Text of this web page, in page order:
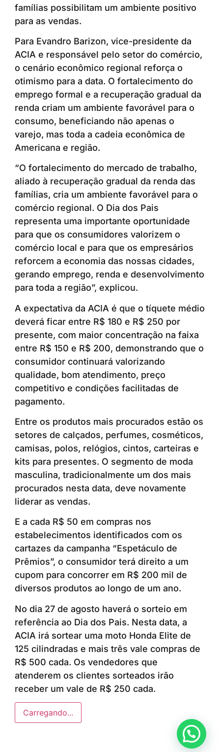
famílias possibilitam um ambiente positivo
para as vendas.
Para Evandro Barizon, vice-presidente da
ACIA e responsável pelo setor do comércio,
o cenário econômico regional reforça o
otimismo para a data. O fortalecimento do
emprego formal e a recuperação gradual da
renda criam um ambiente favorável para o
consumo, beneficiando não apenas o
varejo, mas toda a cadeia econômica de
Americana e região.
“O fortalecimento do mercado de trabalho,
aliado à recuperação gradual da renda das
famílias, cria um ambiente favorável para o
comércio regional. O Dia dos Pais
representa uma importante oportunidade
para que os consumidores valorizem o
comércio local e para que os empresários
reforcem a economia das nossas cidades,
gerando emprego, renda e desenvolvimento
para toda a região”, explicou.
A expectativa da ACIA é que o tíquete médio
deverá ficar entre R$ 180 e R$ 250 por
presente, com maior concentração na faixa
entre R$ 150 e R$ 200, demonstrando que o
consumidor continuará valorizando
qualidade, bom atendimento, preço
competitivo e condições facilitadas de
pagamento.
Entre os produtos mais procurados estão os
setores de calçados, perfumes, cosméticos,
camisas, polos, relógios, cintos, carteiras e
kits para presentes. O segmento de moda
masculina, tradicionalmente um dos mais
procurados nesta data, deve novamente
liderar as vendas.
E a cada R$ 50 em compras nos
estabelecimentos identificados com os
cartazes da campanha “Espetáculo de
Prêmios”, o consumidor terá direito a um
cupom para concorrer em R$ 200 mil de
diversos produtos ao longo de um ano.
No dia 27 de agosto haverá o sorteio em
referência ao Dia dos Pais. Nesta data, a
ACIA irá sortear uma moto Honda Elite de
125 cilindradas e mais três vale compras de
R$ 500 cada. Os vendedores que
atenderem os clientes sorteados irão
receber um vale de R$ 250 cada.
Carregando...